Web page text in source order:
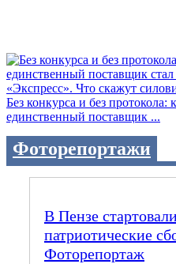
Без конкурса и без
единственный поставщик ...
Фоторепортажи
В Пензе
патриотические
Фоторепортаж